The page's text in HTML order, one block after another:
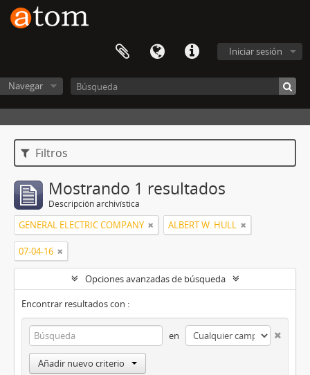
Iniciar sesión
Navegar
Filtros
Mostrando 1 resultados
Descripción archivística
GENERAL ELECTRIC COMPANY ALBERT W. HULL
07-04-16
Opciones avanzadas de búsqueda
Encontrar resultados con :
en
Añadir nuevo criterio